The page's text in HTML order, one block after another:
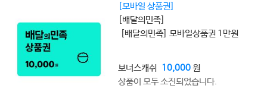
[모바일 상품권]
[배달의민족]
[배달의민족] 모바일상품권 1만원
보너스캐쉬 10,000원
상품이 모두 소진되었습니다.